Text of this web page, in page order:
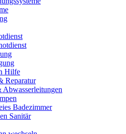
Hilfe
Reparatur
Abwasserleitungen
Badezimmer
Sanitär